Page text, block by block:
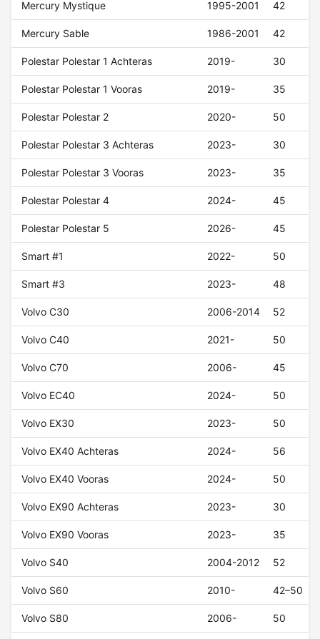
Mercury Mystique 1995-2001 42
Mercury Sable 1986-2001 42
Polestar Polestar 1 Achteras 2019- 30
Polestar Polestar 1 Vooras 2019- 35
Polestar Polestar 2 2020- 50
Polestar Polestar 3 Achteras 2023- 30
Polestar Polestar 3 Vooras 2023- 35
Polestar Polestar 4 2024- 45
Polestar Polestar 5 2026- 45
Smart #1 2022- 50
Smart #3 2023- 48
Volvo C30 2006-2014 52
Volvo C40 2021- 50
Volvo C70 2006- 45
Volvo EC40 2024- 50
Volvo EX30 2023- 50
Volvo EX40 Achteras 2024- 56
Volvo EX40 Vooras 2024- 50
Volvo EX90 Achteras 2023- 30
Volvo EX90 Vooras 2023- 35
Volvo S40 2004-2012 52
Volvo S60 2010- 42–50
Volvo S80 2006- 50